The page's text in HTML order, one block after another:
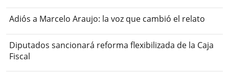
Adiós a Marcelo Araujo: la voz que cambió el relato
Diputados sancionará reforma flexibilizada de la Caja
Fiscal